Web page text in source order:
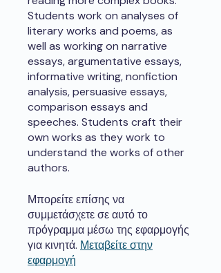
Students work on analyses of
literary works and poems, as
well as working on narrative
essays, argumentative essays,
informative writing, nonfiction
analysis, persuasive essays,
comparison essays and
speeches. Students craft their
own works as they work to
understand the works of other
authors.
Μπορείτε επίσης να
συμμετάσχετε σε αυτό το
πρόγραμμα μέσω της εφαρμογής
για κινητά. Μεταβείτε στην
εφαρμογή